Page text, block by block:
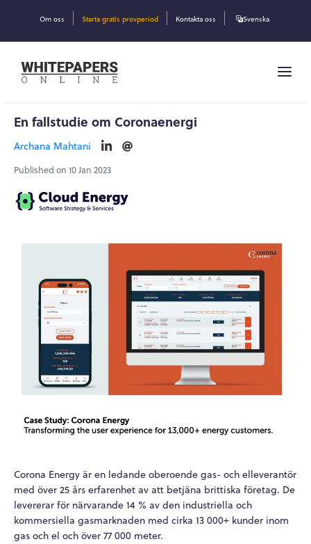
Om oss Starta gratis provperiod Kontakta oss Svenska
En fallstudie om Coronaenergi
Archana Mahtani
Published on 10 Jan 2023
Corona Energy är en ledande oberoende gas- och elleverantör
med över 25 års erfarenhet av att betjäna brittiska företag. De
levererar för närvarande 14 % av den industriella och
kommersiella gasmarknaden med cirka 13 000+ kunder inom
gas och el och över 77 000 meter.